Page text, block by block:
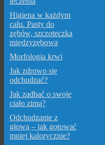
Higiena w każdym
calu. Pasty do
zębów, szczoteczka
międzyzębowa
Morfologia krwi
Jak zdrowo się
odchudzać?
Jak zadbać o swoje
ciało zimą?
Odchudzanie z
głową – jak gotować
mniej kalorycznie?